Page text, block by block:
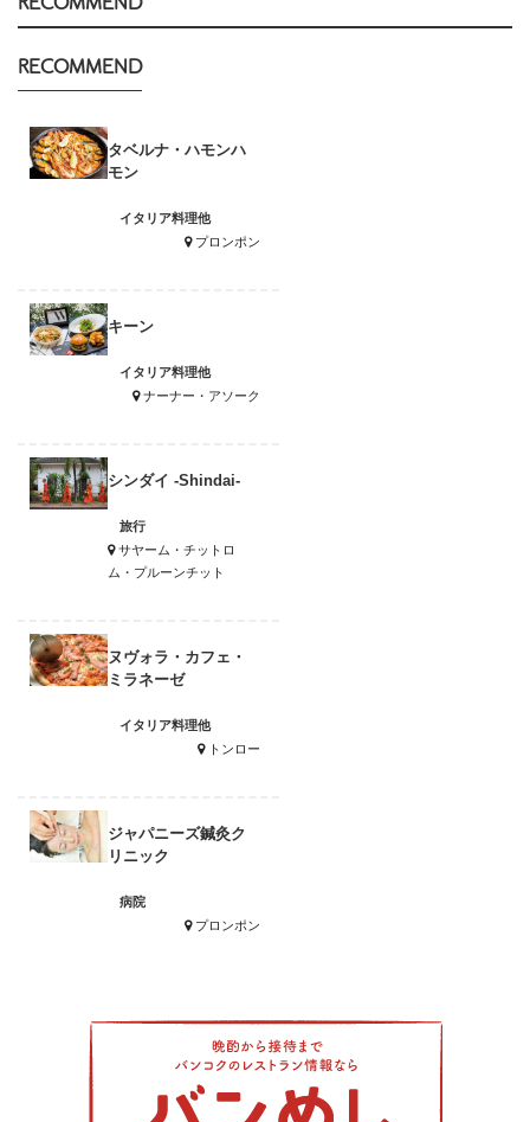
RECOMMEND
タベルナ・ハモンハ
モン
イタリア料理他
プロンポン
キーン
イタリア料理他
ナーナー・アソーク
シンダイ -Shindai-
旅行
サヤーム・チットロ
ム・プルーンチット
ヌヴォラ・カフェ・
ミラネーゼ
イタリア料理他
トンロー
ジャパニーズ鍼灸ク
リニック
病院
プロンポン